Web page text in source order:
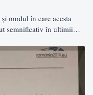
modul în care acesta
semnificativ în ultimii